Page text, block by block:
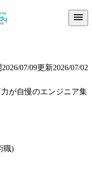
2026/07/09更新2026/07/02
が自慢のエンジニア集
職)